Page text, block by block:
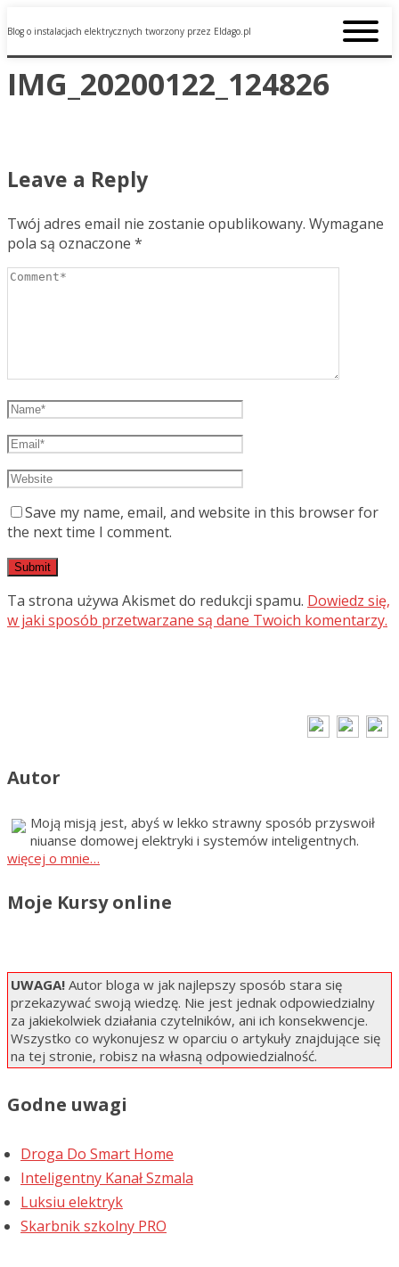
Blog o instalacjach elektrycznych tworzony przez Eldago.pl
IMG_20200122_124826
Leave a Reply
Twój adres email nie zostanie opublikowany. Wymagane
pola są oznaczone *
Save my name, email, and website in this browser for
the next time I comment.
Ta strona używa Akismet do redukcji spamu. Dowiedz się,
w jaki sposób przetwarzane są dane Twoich komentarzy.
Autor
Moją misją jest, abyś w lekko strawny sposób przyswoił
niuanse domowej elektryki i systemów inteligentnych.
więcej o mnie…
Moje Kursy online
UWAGA! Autor bloga w jak najlepszy sposób stara się
przekazywać swoją wiedzę. Nie jest jednak odpowiedzialny
za jakiekolwiek działania czytelników, ani ich konsekwencje.
Wszystko co wykonujesz w oparciu o artykuły znajdujące się
na tej stronie, robisz na własną odpowiedzialność.
Godne uwagi
Droga Do Smart Home
Inteligentny Kanał Szmala
Luksiu elektryk
Skarbnik szkolny PRO